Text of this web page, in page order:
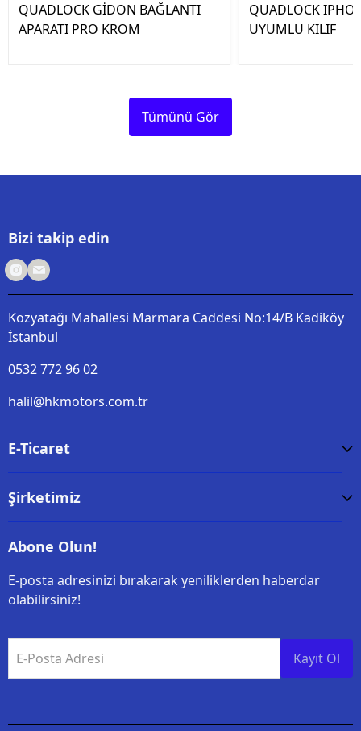
QUADLOCK GİDON BAĞLANTI
APARATI PRO KROM
QUADLOCK
UYUMLU KILIF
Tümünü Gör
Bizi takip edin
Kozyatağı Mahallesi Marmara Caddesi No:14/B Kadiköy
İstanbul
0532 772 96 02
halil@hkmotors.com.tr
E-Ticaret
Şirketimiz
Abone Olun!
E-posta adresinizi bırakarak yeniliklerden haberdar
olabilirsiniz!
E-Posta Adresi Kayıt Ol